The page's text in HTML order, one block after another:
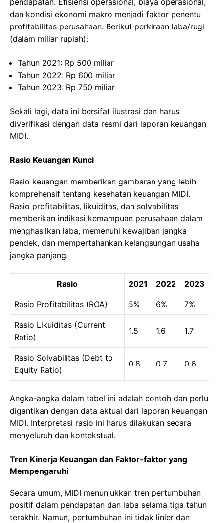
pendapatan. Efisiensi operasional, biaya operasional,
dan kondisi ekonomi makro menjadi faktor penentu
profitabilitas perusahaan. Berikut perkiraan laba/rugi
(dalam miliar rupiah):
Tahun 2021: Rp 500 miliar
Tahun 2022: Rp 600 miliar
Tahun 2023: Rp 750 miliar
Sekali lagi, data ini bersifat ilustrasi dan harus
diverifikasi dengan data resmi dari laporan keuangan
MIDI.
Rasio Keuangan Kunci
Rasio keuangan memberikan gambaran yang lebih
komprehensif tentang kesehatan keuangan MIDI.
Rasio profitabilitas, likuiditas, dan solvabilitas
memberikan indikasi kemampuan perusahaan dalam
menghasilkan laba, memenuhi kewajiban jangka
pendek, dan mempertahankan kelangsungan usaha
jangka panjang.
Rasio 2021 2022 2023
Rasio Profitabilitas (ROA) 5% 6% 7%
Rasio Likuiditas (Current
Ratio)
1.5 1.6 1.7
Rasio Solvabilitas (Debt to
Equity Ratio)
0.8 0.7 0.6
Angka-angka dalam tabel ini adalah contoh dan perlu
digantikan dengan data aktual dari laporan keuangan
MIDI. Interpretasi rasio ini harus dilakukan secara
menyeluruh dan kontekstual.
Tren Kinerja Keuangan dan Faktor-faktor yang
Mempengaruhi
Secara umum, MIDI menunjukkan tren pertumbuhan
positif dalam pendapatan dan laba selama tiga tahun
terakhir. Namun, pertumbuhan ini tidak linier dan